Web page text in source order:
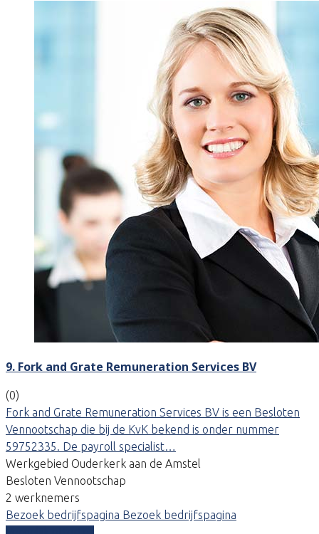
9. Fork and Grate Remuneration Services BV
(0)
Fork and Grate Remuneration Services BV is een Besloten
Vennootschap die bij de KvK bekend is onder nummer
59752335. De payroll specialist…
Werkgebied Ouderkerk aan de Amstel
Besloten Vennootschap
2 werknemers
Bezoek bedrijfspagina Bezoek bedrijfspagina